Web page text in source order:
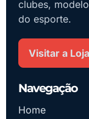
clubes,
do esporte.
Visitar a
Navegação
Home